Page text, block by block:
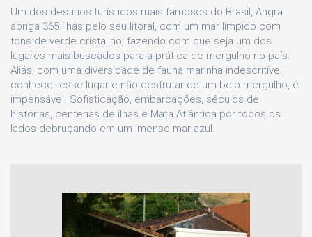
Um dos destinos turísticos mais famosos do Brasil, Angra
abriga 365 ilhas pelo seu litoral, com um mar límpido com
tons de verde cristalino, fazendo com que seja um dos
lugares mais buscados para a prática de mergulho no país.
Aliás, com uma diversidade de fauna marinha indescritível,
conhecer esse lugar e não desfrutar de um belo mergulho, é
impensável. Sofisticação, embarcações, séculos de
histórias, centenas de ilhas e Mata Atlântica por todos os
lados debruçando em um imenso mar azul.